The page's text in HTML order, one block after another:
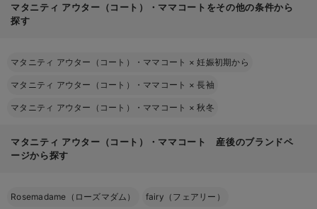
マタニティ アウター（コート）・ママコートをその他の条件から
探す
マタニティ アウター（コート）・ママコート ×妊娠初期から
マタニティ アウター（コート）・ママコート ×長袖
マタニティ アウター（コート）・ママコート ×秋冬
マタニティ アウター（コート）・ママコート 産後のブランドペ
ージから探す
Rosemadame（ローズマダム） fairy（フェアリー）